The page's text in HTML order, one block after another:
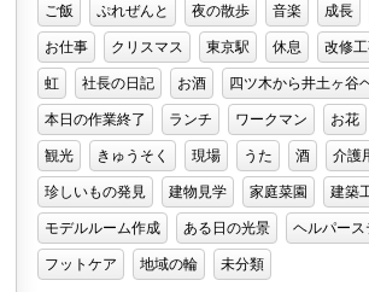
ご飯 ぷれぜんと 夜の散歩 音楽 成長
お仕事 クリスマス 東京駅 休息 改修
虹 社長の日記 お酒 四ツ木から井土ヶ谷
本日の作業終了 ランチ ワークマン お花
観光 きゅうそく 現場 うた 酒 介護
珍しいもの発見 建物見学 家庭菜園 建築
モデルルーム作成 ある日の光景 ヘルパース
フットケア 地域の輪 未分類